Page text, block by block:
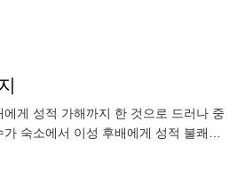
게 성적 가해까지 한 것으로 드러나 중
게 성적 불쾌감